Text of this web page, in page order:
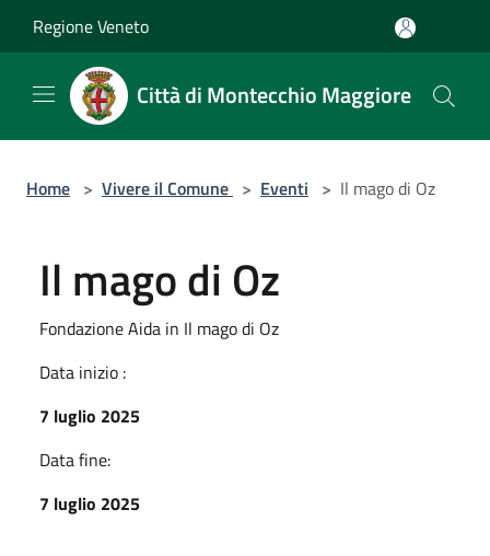
Regione Veneto
Città di Montecchio Maggiore
Home > Vivere il Comune > Eventi > Il mago di Oz
Il mago di Oz
Fondazione Aida in Il mago di Oz
Data inizio :
7 luglio 2025
Data fine:
7 luglio 2025